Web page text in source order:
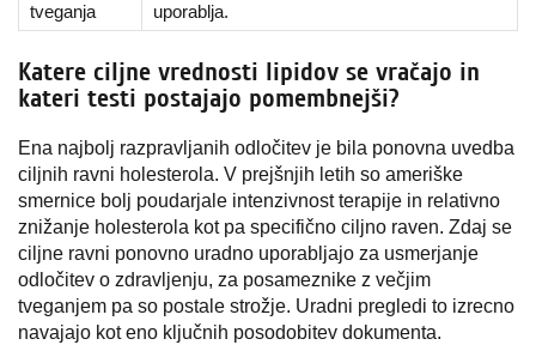
tveganja
uporablja.
Katere ciljne vrednosti lipidov se vračajo in
kateri testi postajajo pomembnejši?
Ena najbolj razpravljanih odločitev je bila ponovna uvedba
ciljnih ravni holesterola. V prejšnjih letih so ameriške
smernice bolj poudarjale intenzivnost terapije in relativno
znižanje holesterola kot pa specifično ciljno raven. Zdaj se
ciljne ravni ponovno uradno uporabljajo za usmerjanje
odločitev o zdravljenju, za posameznike z večjim
tveganjem pa so postale strožje. Uradni pregledi to izrecno
navajajo kot eno ključnih posodobitev dokumenta.